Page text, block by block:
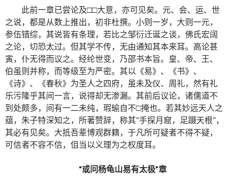
此前一章已尝论及□□大意，亦可见矣。元、会、运、世
之说，都是从数上推出，初非杜撰。小则一岁，大则一元，
参伍错综，其说皆有条理，若比之邹衍迁诞之谈，佛氏宏阔
之论，切恐太过。但其学不传，无由通知其本来耳。高论甚
寅，仆无得而议之。经纶世变，乃邵书本旨。皇、帝、王、
伯虽则并称，而等级至为严密。其以《易》、《书》、
《诗》、《春秋》为圣人之四府，虽未及仪、周礼，然有礼
乐污隆乎其间一言，说得却无渗漏。其前后议论，诸儒道不
到处颇多，间有一二未纯，瑕瑜自不□掩也。若其妙远天人之
蕴，朱子特深知之，所著赞辞，称其“手探月窟，足蹑天根”，
其必有见矣。大抵吾辈博观群籍，于凡所可疑者不得不疑，
可信者不容不信，伹当以义理为之权度耳。
“或问杨龟山易有太极”章